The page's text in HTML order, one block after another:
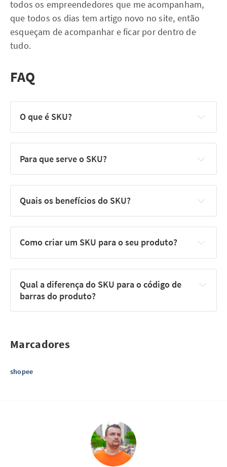
todos os empreendedores que me acompanham,
que todos os dias tem artigo novo no site, então
esqueçam de acompanhar e ficar por dentro de
tudo.
FAQ
O que é SKU?
Para que serve o SKU?
Quais os benefícios do SKU?
Como criar um SKU para o seu produto?
Qual a diferença do SKU para o código de
barras do produto?
Marcadores
shopee